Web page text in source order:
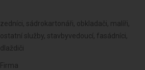
zedníci, sádrokartonáři, obkladači, malíři,
ostatní služby, stavbyvedoucí, fasádníci,
dlaždiči
Firma